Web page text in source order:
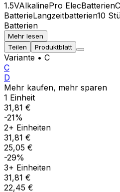
1.5VAlkalinePro ElecBatterien
BatterieLangzeitbatterien10
Batterien
Mehr lesen
Teilen
Produktblatt
Variante • C
C
D
Mehr kaufen, mehr sparen
1 Einheit
31,81 €
-21%
2+ Einheiten
31,81 €
25,05 €
-29%
3+ Einheiten
31,81 €
22,45 €